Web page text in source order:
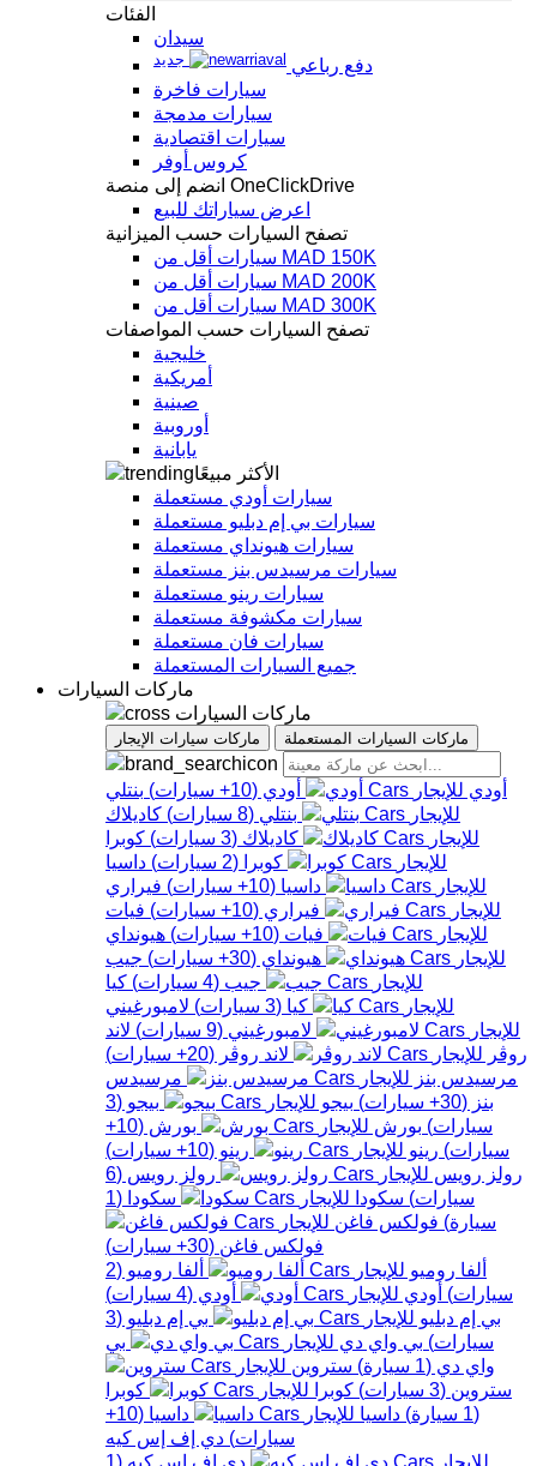
الفئات
سيدان
دفع رباعي
جديد
سيارات فاخرة
سيارات مدمجة
سيارات اقتصادية
كروس أوفر
انضم إلى منصة OneClickDrive
اعرض سياراتك للبيع
تصفح السيارات حسب الميزانية
سيارات أقل من MAD 150K
سيارات أقل من MAD 200K
سيارات أقل من MAD 300K
تصفح السيارات حسب المواصفات
خليجية
أمريكية
صينية
أوروبية
يابانية
الأكثر مبيعًا
سيارات أودي مستعملة
سيارات بي إم دبليو مستعملة
سيارات هيونداي مستعملة
سيارات مرسيدس بنز مستعملة
سيارات رينو مستعملة
سيارات مكشوفة مستعملة
سيارات فان مستعملة
جميع السيارات المستعملة
ماركات السيارات
ماركات السيارات
ماركات سيارات الإيجار ماركات السيارات المستعملة
أودي أودي (
10+ سيارات) بنتلي
بنتلي (
8 سيارات) كاديلاك
كاديلاك (
3 سيارات) كوبرا
كوبرا (
2 سيارات) داسيا
داسيا (
10+ سيارات) فيراري
فيراري (
10+ سيارات) فيات
فيات (
10+ سيارات) هيونداي
هيونداي (
30+ سيارات) جيب
جيب (
4 سيارات) كيا
كيا (
3 سيارات) لامبورغيني
لامبورغيني (
9 سيارات) لاند
روڤر
لاند روڤر (
20+ سيارات)
مرسيدس بنز
مرسيدس
بنز (
30+ سيارات) بيجو بيجو (
3
سيارات) بورش بورش (
10+
سيارات) رينو رينو (
10+ سيارات)
رولز رويس
رولز رويس (
6
سيارات) سكودا سكودا (
1
سيارة) فولكس فاغن
فولكس فاغن (
30+ سيارات)
ألفا روميو
ألفا روميو (
2
سيارات) أودي أودي (
4 سيارات)
بي إم دبليو
بي إم دبليو (
3
سيارات) بي واي دي
بي
واي دي (
1 سيارة) ستروين
ستروين (
3 سيارات) كوبرا
كوبرا
(
1 سيارة) داسيا داسيا (
10+
سيارات) دي إف إس كيه